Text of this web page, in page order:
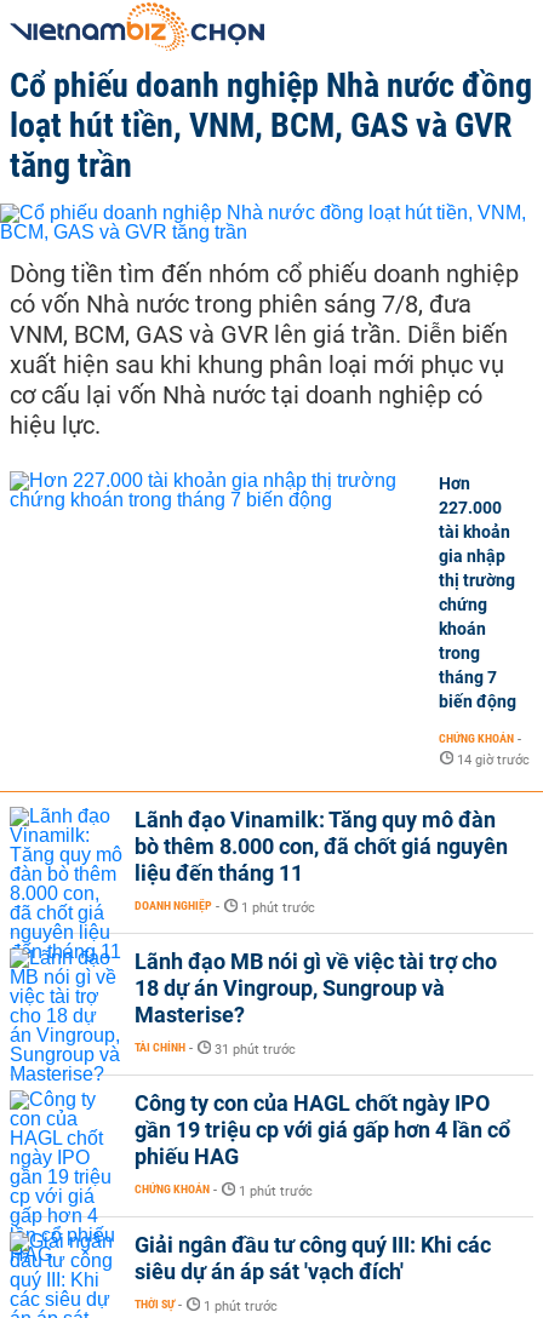
Cổ phiếu doanh nghiệp Nhà nước đồng
loạt hút tiền, VNM, BCM, GAS và GVR
tăng trần
Dòng tiền tìm đến nhóm cổ phiếu doanh nghiệp
có vốn Nhà nước trong phiên sáng 7/8, đưa
VNM, BCM, GAS và GVR lên giá trần. Diễn biến
xuất hiện sau khi khung phân loại mới phục vụ
cơ cấu lại vốn Nhà nước tại doanh nghiệp có
hiệu lực.
Hơn
227.000
tài khoản
gia nhập
thị trường
chứng
khoán
trong
tháng 7
biến động
CHỨNG KHOÁN -
14 giờ trước
Lãnh đạo Vinamilk: Tăng quy mô đàn
bò thêm 8.000 con, đã chốt giá nguyên
liệu đến tháng 11
DOANH NGHIỆP - 1 phút trước
Lãnh đạo MB nói gì về việc tài trợ cho
18 dự án Vingroup, Sungroup và
Masterise?
TÀI CHÍNH - 31 phút trước
Công ty con của HAGL chốt ngày IPO
gần 19 triệu cp với giá gấp hơn 4 lần cổ
phiếu HAG
CHỨNG KHOÁN - 1 phút trước
Giải ngân đầu tư công quý III: Khi các
siêu dự án áp sát 'vạch đích'
THỜI SỰ - 1 phút trước